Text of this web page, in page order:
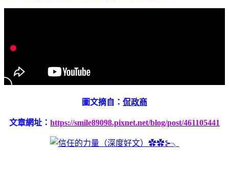
圖文摘自： 侃政商
文章網址： https://smile89098.pixnet.net/blog/post/461105441